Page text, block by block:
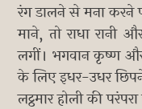
रंग डालने से मना करने
माने, तो राधा
लगीं। भगवान कृष्ण
के लिए इधर-उधर
लट्ठमार होली की